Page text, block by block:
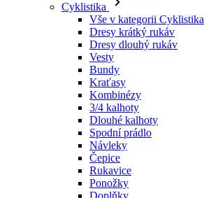
Cyklistika
Vše v kategorii Cyklistika
Dresy krátký rukáv
Dresy dlouhý rukáv
Vesty
Bundy
Kraťasy
Kombinézy
3/4 kalhoty
Dlouhé kalhoty
Spodní prádlo
Návleky
Čepice
Rukavice
Ponožky
Doplňky